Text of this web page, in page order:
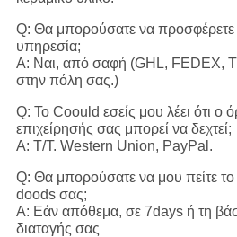
Q: Θα μπορούσατε να προσφέρετε
υπηρεσία;
Α: Ναι, από σαφή (GHL, FEDEX,
στην πόλη σας.)
Q: Το Coould εσείς μου λέει ότι ο
επιχείρησής σας μπορεί να δεχτεί;
Α: T/T. Western Union, PayPal.
Q: Θα μπορούσατε να μου πείτε
doods σας;
Α: Εάν απόθεμα, σε 7days ή τη
διαταγής σας